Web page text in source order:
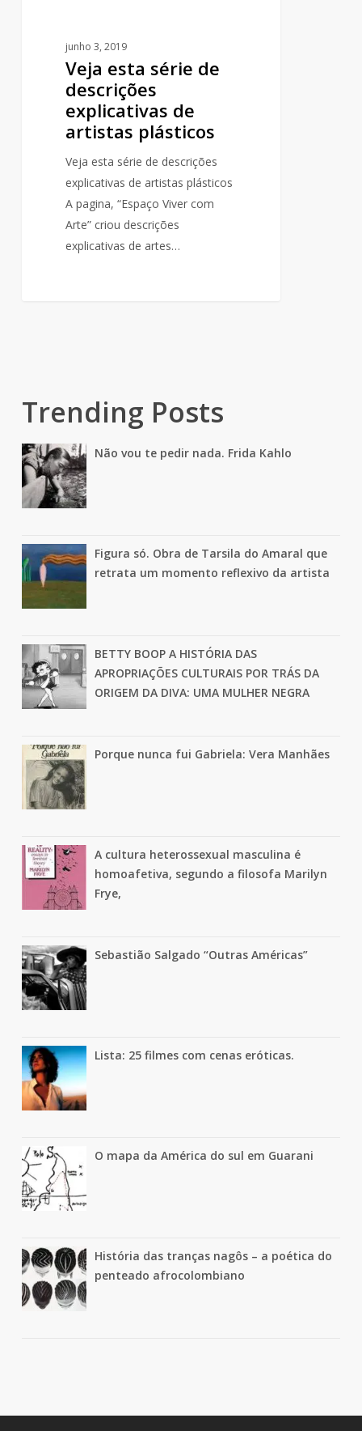
junho 3, 2019
Veja esta série de
descrições
explicativas de
artistas plásticos
Veja esta série de descrições
explicativas de artistas plásticos
A pagina, “Espaço Viver com
Arte” criou descrições
explicativas de artes…
Trending Posts
Não vou te pedir nada. Frida Kahlo
Figura só. Obra de Tarsila do Amaral que
retrata um momento reflexivo da artista
BETTY BOOP A HISTÓRIA DAS
APROPRIAÇÕES CULTURAIS POR TRÁS DA
ORIGEM DA DIVA: UMA MULHER NEGRA
Porque nunca fui Gabriela: Vera Manhães
A cultura heterossexual masculina é
homoafetiva, segundo a filosofa Marilyn
Frye,
Sebastião Salgado “Outras Américas”
Lista: 25 filmes com cenas eróticas.
O mapa da América do sul em Guarani
História das tranças nagôs – a poética do
penteado afrocolombiano